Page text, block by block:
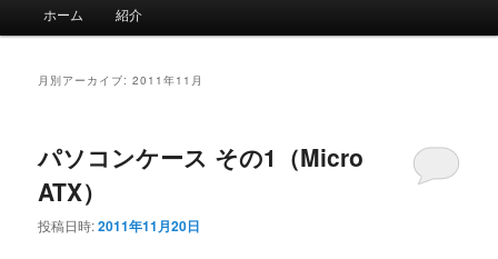
ホーム 紹介
月別アーカイブ:2011年11月
パソコンケース その1（Micro
ATX）
投稿日時:2011年11月20日